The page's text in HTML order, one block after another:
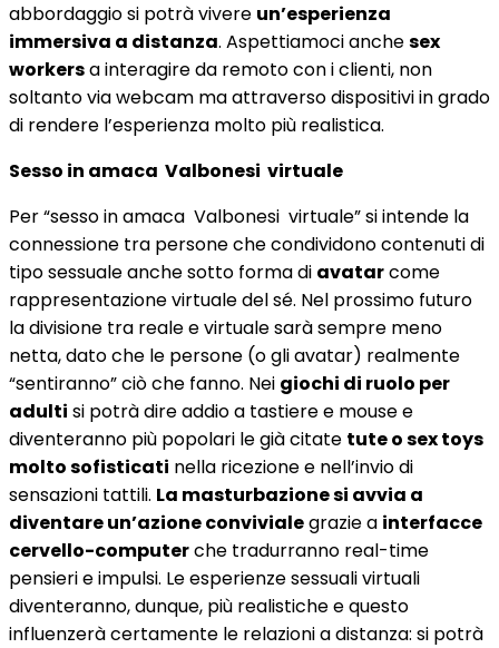
abbordaggio si potrà vivere un’esperienza
immersiva a distanza. Aspettiamoci anchesex
workersa interagire da remoto con i clienti, non
soltanto via webcam ma attraverso dispositivi in grado
di rendere l’esperienza molto più realistica.
Sesso in amaca Valbonesi virtuale
Per “sesso in amaca Valbonesi virtuale” si intende la
connessione tra persone che condividono contenuti di
tipo sessuale anche sotto forma di avatarcome
rappresentazione virtuale del sé. Nel prossimo futuro
la divisione tra reale e virtuale sarà sempre meno
netta, dato che le persone (o gli avatar) realmente
“sentiranno” ciò che fanno. Nei giochi di ruolo per
adulti si potrà dire addio a tastiere e mouse e
diventeranno più popolari le già citate tute o sex toys
molto sofisticati nella ricezione e nell’invio di
sensazioni tattili. La masturbazione si avvia a
diventare un’azione convivialegrazie a interfacce
cervello-computerche tradurranno real-time
pensieri e impulsi. Le esperienze sessuali virtuali
diventeranno, dunque, più realistiche e questo
influenzerà certamente le relazioni a distanza: si potrà